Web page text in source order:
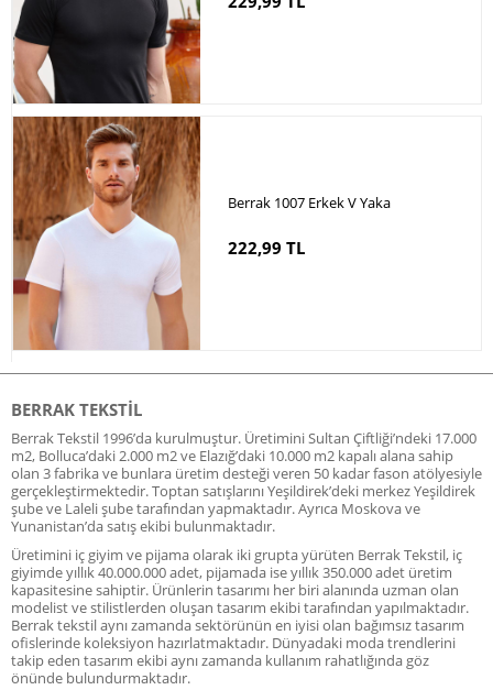
Berrak 1007 Erkek V Yaka
222,99 TL
BERRAK TEKSTIL
Berrak Tekstil 1996’da kurulmuştur. Üretimini Sultan Çiftliği’ndeki 17.000
m2, Bolluca’daki 2.000 m2 ve Elazığ’daki 10.000 m2 kapalı alana sahip
olan 3 fabrika ve bunlara üretim desteği veren 50 kadar fason atölyesiyle
gerçekleştirmektedir. Toptan satışlarını Yeşildirek’deki merkez Yeşildirek
şube ve Laleli şube tarafından yapmaktadır. Ayrıca Moskova ve
Yunanistan’da satış ekibi bulunmaktadır.
Üretimini iç giyim ve pijama olarak iki grupta yürüten Berrak Tekstil, iç
giyimde yıllık 40.000.000 adet, pijamada ise yıllık 350.000 adet üretim
kapasitesine sahiptir. Ürünlerin tasarımı her biri alanında uzman olan
modelist ve stilistlerden oluşan tasarım ekibi tarafından yapılmaktadır.
Berrak tekstil aynı zamanda sektörünün en iyisi olan bağımsız tasarım
ofislerinde koleksiyon hazırlatmaktadır. Dünyadaki moda trendlerini
takip eden tasarım ekibi aynı zamanda kullanım rahatlığında göz
önünde bulundurmaktadır.